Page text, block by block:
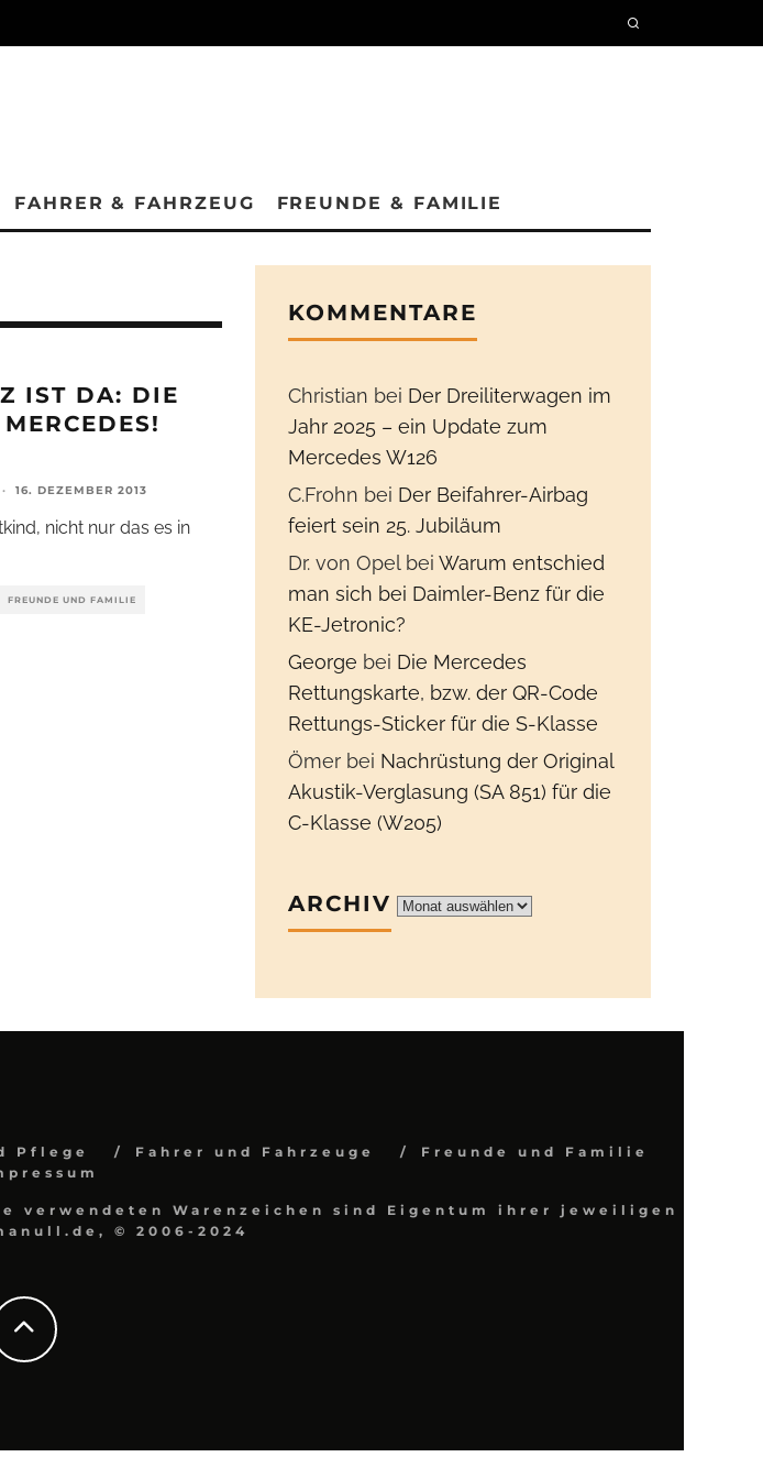
FAHRER & FAHRZEUG FREUNDE & FAMILIE
IST DA: DIE
· 16. DEZEMBER 2013
nicht nur das es in
FREUNDE UND FAMILIE
KOMMENTARE
Christian bei Der Dreiliterwagen im
Jahr 2025 – ein Update zum
Mercedes W126
C.Frohn bei Der Beifahrer-Airbag
feiert sein 25. Jubiläum
Dr. von Opelbei Warum entschied
man sich bei Daimler-Benz für die
KE-Jetronic?
George bei Die Mercedes
Rettungskarte, bzw. der QR-Code
Rettungs-Sticker für die S-Klasse
Ömer bei Nachrüstung der Original
Akustik-Verglasung (SA 851) für die
C-Klasse (W205)
ARCHIV Archiv
Pflege Fahrer und Fahrzeuge
Freunde und Familie
Warenzeichen sind Eigentum ihrer jeweiligen
© 2006-2024